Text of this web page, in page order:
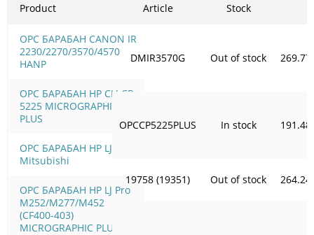
Product
OPC БАРАБАН CANON IR
2230/2270/3570/4570
HANP
OPC БАРАБАН HP CLJ CP
5225 MICROGRAPHIC
PLUS
OPC БАРАБАН HP LJ 9000
Mitsubishi
OPC БАРАБАН HP LJ Pro
M252/M277/M452
(CF400-403)
MICROGRAPHIC PLUS
Article Stock
DMIR3570G Out of stock 269.77
OPCCP5225PLUS In stock 191.48
19758 (19351) Out of stock 264.24